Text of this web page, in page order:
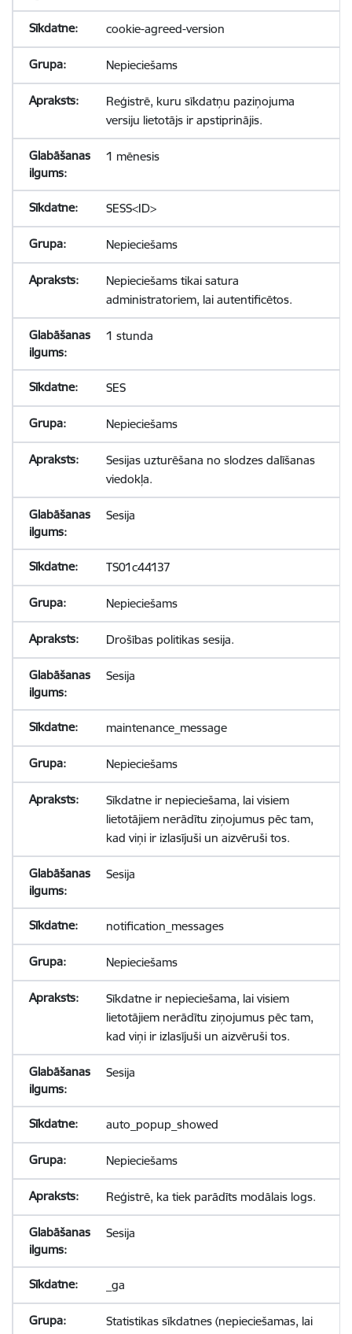
cookie-agreed-version
Nepieciešams
Reģistrē, kuru sīkdatņu paziņojuma
versiju lietotājs ir apstiprinājis.
1 mēnesis
SESS<ID>
Nepieciešams
Nepieciešams tikai satura
administratoriem, lai autentificētos.
1 stunda
SES
Nepieciešams
Sesijas uzturēšana no slodzes dalīšanas
viedokļa.
Sesija
TS01c44137
Nepieciešams
Drošības politikas sesija.
Sesija
maintenance_message
Nepieciešams
Sīkdatne ir nepieciešama, lai visiem
lietotājiem nerādītu ziņojumus pēc tam,
kad viņi ir izlasījuši un aizvēruši tos.
Sesija
notification_messages
Nepieciešams
Sīkdatne ir nepieciešama, lai visiem
lietotājiem nerādītu ziņojumus pēc tam,
kad viņi ir izlasījuši un aizvēruši tos.
Sesija
auto_popup_showed
Nepieciešams
Reģistrē, ka tiek parādīts modālais logs.
Sesija
_ga
Statistikas sīkdatnes (nepieciešamas, lai